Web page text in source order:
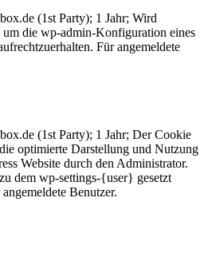
(1st Party); 1 Jahr; Wird
um die wp-admin-Konfiguration eines
Für angemeldete
(1st Party); 1 Jahr; Der Cookie
optimierte Darstellung und Nutzung
Website durch den Administrator.
dem wp-settings-{user} gesetzt
Benutzer.